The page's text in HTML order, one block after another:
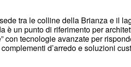
tra le colline della Brianza e il
è un punto di riferimento per
con tecnologie avanzate per
d’arredo e soluzioni